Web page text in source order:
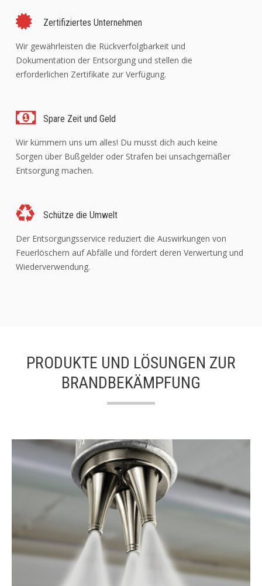
Zertifiziertes Unternehmen
Wir gewährleisten die Rückverfolgbarkeit und
Dokumentation der Entsorgung und stellen die
erforderlichen Zertifikate zur Verfügung.
Spare Zeit und Geld
Wir kümmern uns um alles! Du musst dich auch keine
Sorgen über Bußgelder oder Strafen bei unsachgemäßer
Entsorgung machen.
Schütze die Umwelt
Der Entsorgungsservice reduziert die Auswirkungen von
Feuerlöschern auf Abfälle und fördert deren Verwertung und
Wiederverwendung.
PRODUKTE UND LÖSUNGEN ZUR
BRANDBEKÄMPFUNG